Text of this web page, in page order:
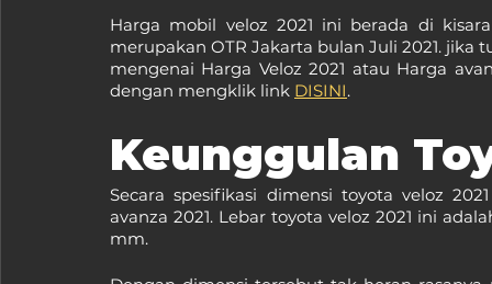
Harga mobil veloz 2021 ini berada di
merupakan OTR Jakarta bulan Juli 2021.
mengenai Harga Veloz 2021 atau Harga
dengan mengklik link DISINI.
Keunggulan
Secara spesifikasi dimensi toyota veloz
avanza 2021. Lebar toyota veloz 2021 ini
mm.